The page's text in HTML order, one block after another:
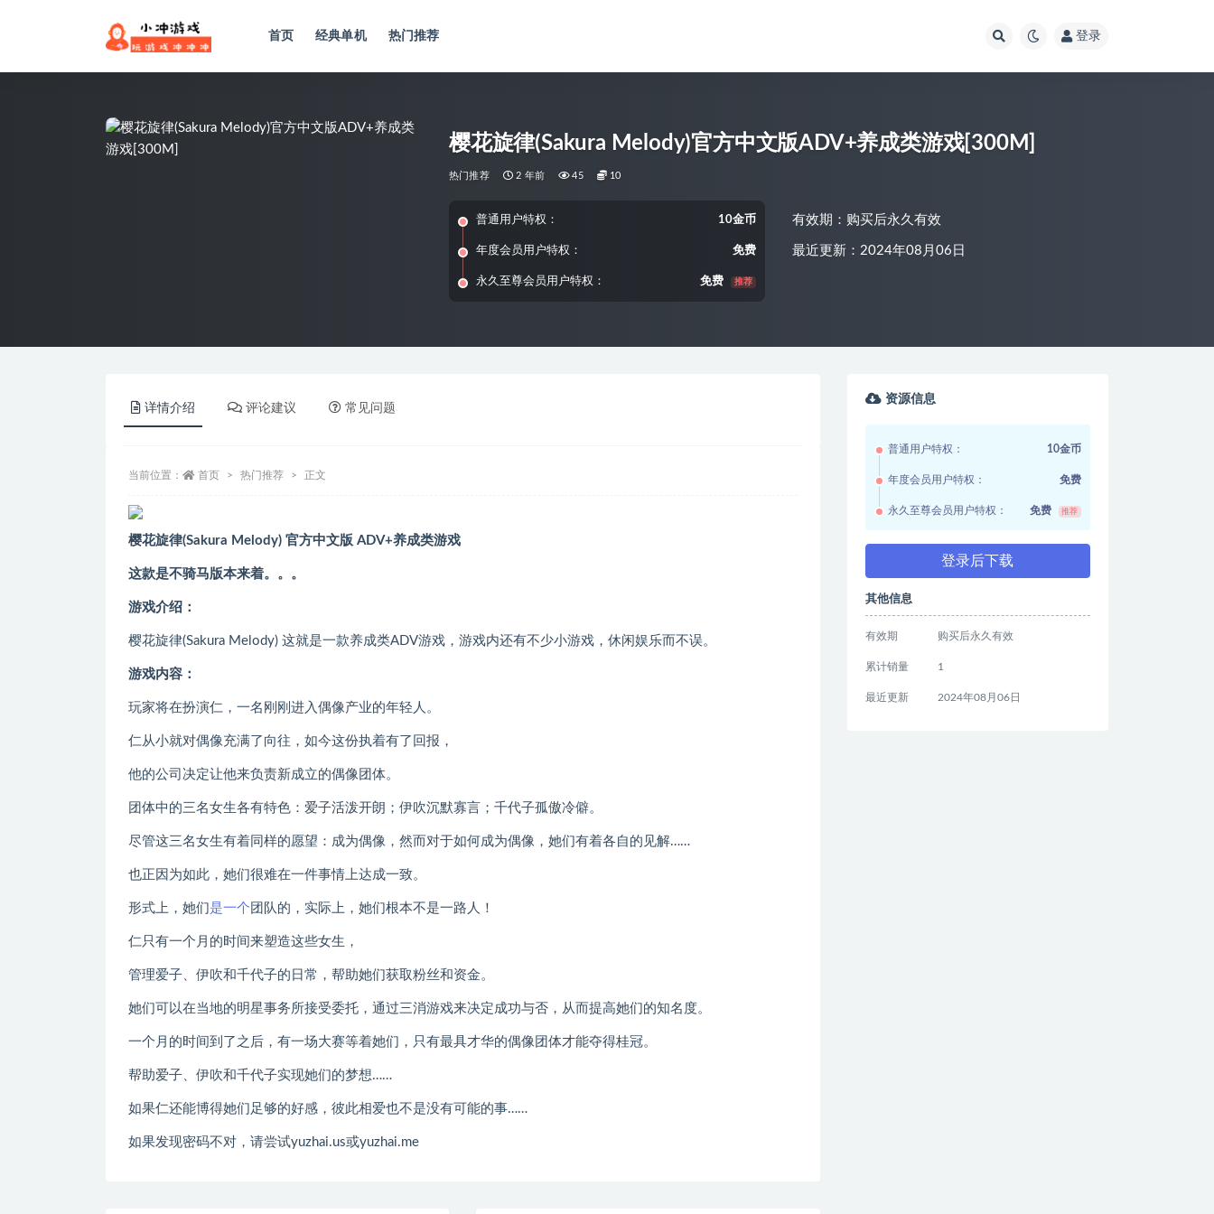
首页 经典单机 热门推荐 登录
樱花旋律(Sakura Melody)官方中文版ADV+养成类游戏[300M]
热门推荐 2 年前 45 10
普通用户特权： 10金币
年度会员用户特权： 免费
永久至尊会员用户特权： 免费 推荐
有效期：购买后永久有效
最近更新：2024年08月06日
详情介绍 评论建议 常见问题
当前位置： 首页 热门推荐 正文
樱花旋律(Sakura Melody) 官方中文版 ADV+养成类游戏
这款是不骑马版本来着。。。
游戏介绍：
樱花旋律(Sakura Melody) 这就是一款养成类ADV游戏，游戏内还有不少小游戏，休闲娱乐而不误。
游戏内容：
玩家将在扮演仁，一名刚刚进入偶像产业的年轻人。
仁从小就对偶像充满了向往，如今这份执着有了回报，
他的公司决定让他来负责新成立的偶像团体。
团体中的三名女生各有特色：爱子活泼开朗；伊吹沉默寡言；千代子孤傲冷僻。
尽管这三名女生有着同样的愿望：成为偶像，然而对于如何成为偶像，她们有着各自的见解……
也正因为如此，她们很难在一件事情上达成一致。
形式上，她们 是一个 团队的，实际上，她们根本不是一路人！
仁只有一个月的时间来塑造这些女生，
管理爱子、伊吹和千代子的日常，帮助她们获取粉丝和资金。
她们可以在当地的明星事务所接受委托，通过三消游戏来决定成功与否，从而提高她们的知名度。
一个月的时间到了之后，有一场大赛等着她们，只有最具才华的偶像团体才能夺得桂冠。
帮助爱子、伊吹和千代子实现她们的梦想……
如果仁还能博得她们足够的好感，彼此相爱也不是没有可能的事……
如果发现密码不对，请尝试yuzhai.us或yuzhai.me
资源信息
普通用户特权： 10金币
年度会员用户特权： 免费
永久至尊会员用户特权： 免费 推荐
登录后下载
其他信息
有效期 购买后永久有效
累计销量 1
最近更新 2024年08月06日